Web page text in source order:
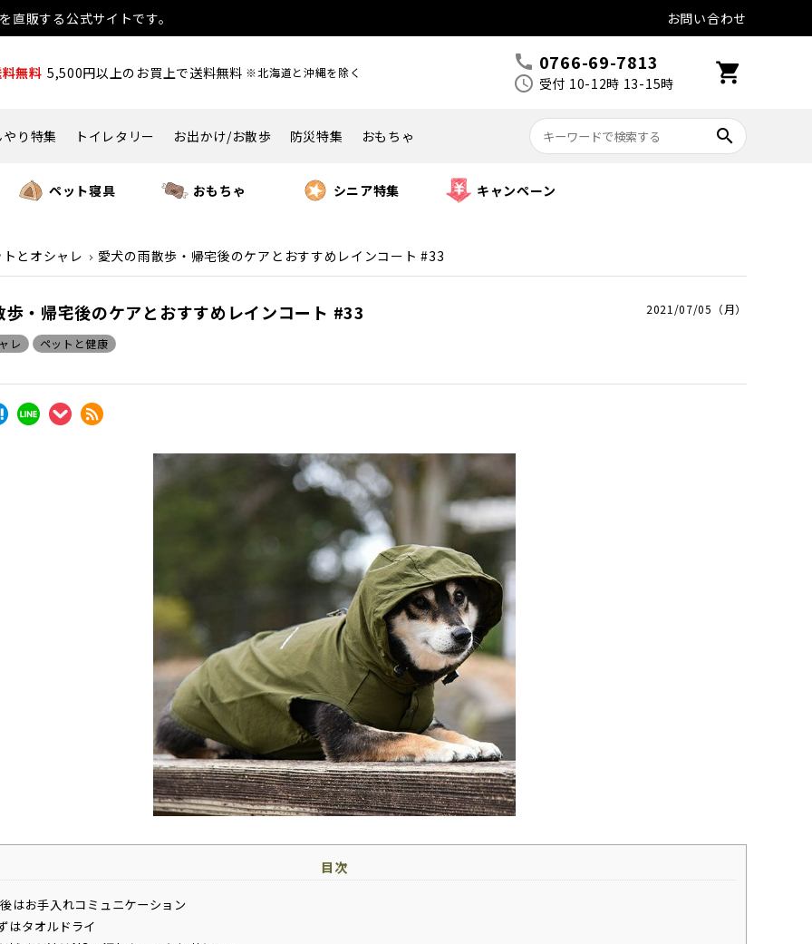
販する公式サイトです。 お問い合わせ
無料 5,500円以上のお買上で送料無料 ※北海道と沖縄を除く call 0766-69-7813
schedule 受付 10-12時 13-15時 shopping_cart
り特集 トイレタリー お出かけ/お散歩 防災特集 おもちゃ search
ペット寝具 おもちゃ シニア特集 キャンペーン
とオシャレ 愛犬の雨散歩・帰宅後のケアとおすすめレインコート #33
歩・帰宅後のケアとおすすめレインコート #33 2021/07/05（月）
レ ペットと健康
目次
はお手入れコミュニケーション
はタオルドライ